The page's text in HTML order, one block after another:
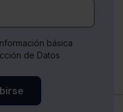
básica
de Datos